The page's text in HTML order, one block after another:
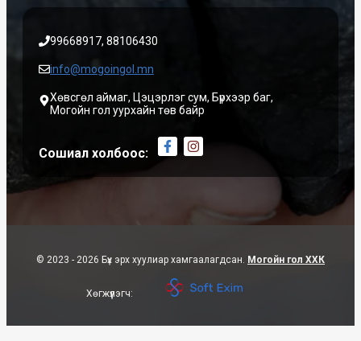
99668917, 88106430
info@mogoingol.mn
Хөвсгөл аймаг, Цэцэрлэг сум, Бүрхээр баг,
Могойн гол уурхайн төв байр
Сошиал холбоос:
© 2023 - 2026 Бүх эрх хуулиар хамгаалагдсан. Могойн гол ХХК
Хөгжүүлэгч: